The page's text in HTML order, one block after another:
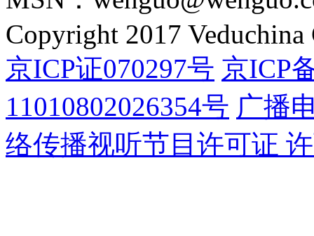
Copyright 2017
京ICP证070297号 京ICP
11010802026354号 广播
络传播视听节目许可证